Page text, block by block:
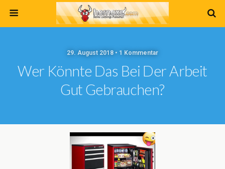
29. August 2018 • 1 Kommentar
Wer Könnte Das Bei Der Arbeit
Gut Gebrauchen?